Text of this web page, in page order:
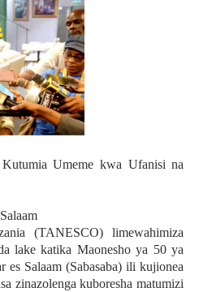
Kutumia Umeme kwa Ufanisi na
(TANESCO) limewahimiza
lake katika Maonesho ya 50 ya
Salaam (Sabasaba) ili kujionea
zinazolenga kuboresha matumizi